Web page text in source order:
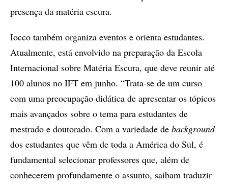
presença da matéria escura.
Iocco também organiza eventos e orienta estudantes.
Atualmente, está envolvido na preparação da Escola
Internacional sobre Matéria Escura, que deve reunir até
100 alunos no IFT em junho. “Trata-se de um curso
com uma preocupação didática de apresentar os tópicos
mais avançados sobre o tema para estudantes de
mestrado e doutorado. Com a variedade de background
dos estudantes que vêm de toda a América do Sul, é
fundamental selecionar professores que, além de
conhecerem profundamente o assunto, saibam traduzir